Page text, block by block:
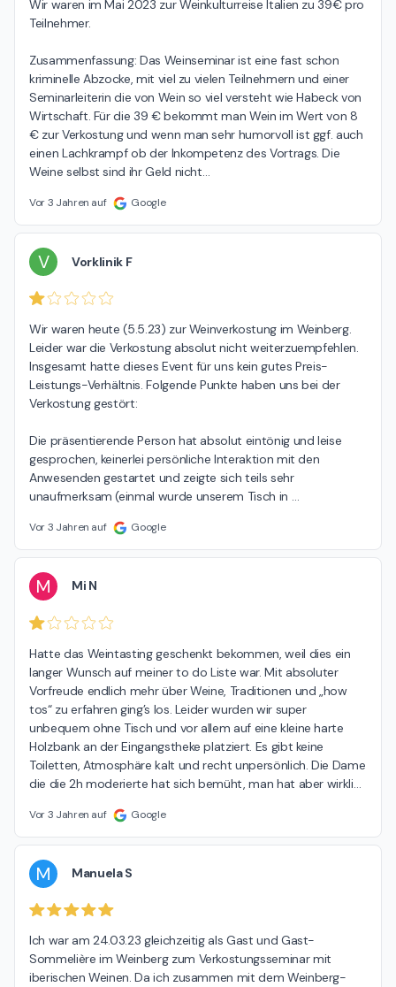
Wir waren im Mai 2023 zur Weinkulturreise Italien zu 39€ pro
Teilnehmer.
Zusammenfassung: Das Weinseminar ist eine fast schon
kriminelle Abzocke, mit viel zu vielen Teilnehmern und einer
Seminarleiterin die von Wein so viel versteht wie Habeck von
Wirtschaft. Für die 39 € bekommt man Wein im Wert von 8
€ zur Verkostung und wenn man sehr humorvoll ist ggf. auch
einen Lachkrampf ob der Inkompetenz des Vortrags. Die
Weine selbst sind ihr Geld nicht…
Vor 3 Jahren auf Google
V Vorklinik F
Wir waren heute (5.5.23) zur Weinverkostung im Weinberg.
Leider war die Verkostung absolut nicht weiterzuempfehlen.
Insgesamt hatte dieses Event für uns kein gutes Preis-
Leistungs-Verhältnis. Folgende Punkte haben uns bei der
Verkostung gestört:
Die präsentierende Person hat absolut eintönig und leise
gesprochen, keinerlei persönliche Interaktion mit den
Anwesenden gestartet und zeigte sich teils sehr
unaufmerksam (einmal wurde unserem Tisch in …
Vor 3 Jahren auf Google
M Mi N
Hatte das Weintasting geschenkt bekommen, weil dies ein
langer Wunsch auf meiner to do Liste war. Mit absoluter
Vorfreude endlich mehr über Weine, Traditionen und „how
tos“ zu erfahren ging’s los. Leider wurden wir super
unbequem ohne Tisch und vor allem auf eine kleine harte
Holzbank an der Eingangstheke platziert. Es gibt keine
Toiletten, Atmosphäre kalt und recht unpersönlich. Die Dame
die die 2h moderierte hat sich bemüht, man hat aber wirkli
Vor 3 Jahren auf Google
M Manuela S
Ich war am 24.03.23 gleichzeitig als Gast und Gast-
Sommelière im Weinberg zum Verkostungsseminar mit
iberischen Weinen. Da ich zusammen mit dem Weinberg-